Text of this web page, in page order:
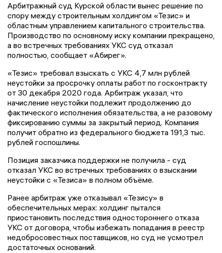
Арбитражный суд Курской области вынес решение по
спору между строительным холдингом «Тезис» и
областным управлением капитального строительства.
Производство по основному иску компании прекращено,
а во встречных требованиях УКС суд отказал
полностью, сообщает «Абирег».
«Тезис» требовал взыскать с УКС 4,7 млн рублей
неустойки за просрочку оплаты работ по госконтракту
от 30 декабря 2020 года. Арбитраж указал, что
начисление неустойки подлежит продолжению до
фактического исполнения обязательства, а не разовому
фиксированию суммы за закрытый период. Компания
получит обратно из федерального бюджета 191,3 тыс.
рублей госпошлины.
Позиция заказчика поддержки не получила - суд
отказал УКС во встречных требованиях о взыскании
неустойки с «Тезиса» в полном объёме.
Ранее арбитраж уже отказывал «Тезису» в
обеспечительных мерах: холдинг пытался
приостановить последствия одностороннего отказа
УКС от договора, чтобы избежать попадания в реестр
недобросовестных поставщиков, но суд не усмотрел
достаточных оснований.